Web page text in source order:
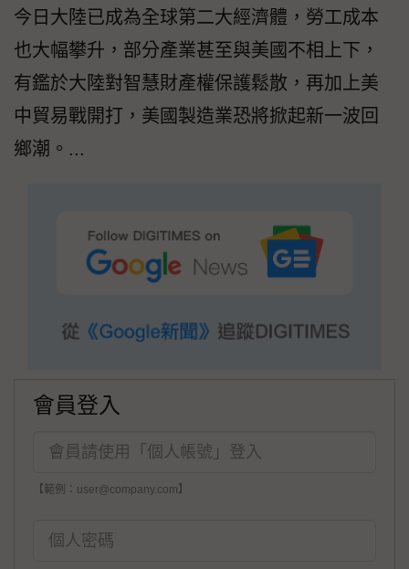
今日大陸已成為全球第二大經濟體，勞工成本
也大幅攀升，部分產業甚至與美國不相上下，
有鑑於大陸對智慧財產權保護鬆散，再加上美
中貿易戰開打，美國製造業恐將掀起新一波回
鄉潮。...
會員登入
【範例：user@company.com】